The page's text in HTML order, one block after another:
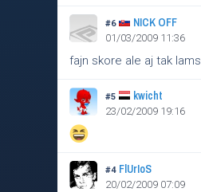
#6 NICK OFF
01/03/2009 11:36
fajn skore ale aj tak lams
#5 kwicht
23/02/2009 19:16
#4 FlUrIoS
20/02/2009 07:09